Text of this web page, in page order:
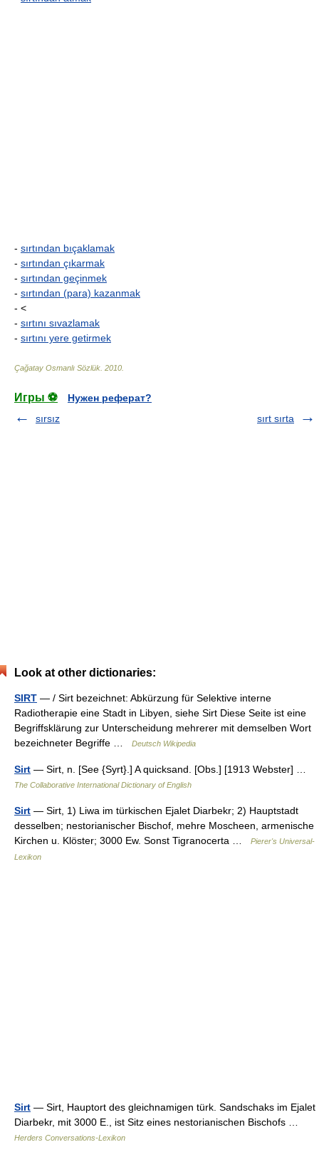
- sırtından bıçaklamak
- sırtından çıkarmak
- sırtından geçinmek
- sırtından (para) kazanmak
- <
- sırtını sıvazlamak
- sırtını yere getirmek
Çağatay Osmanlı Sözlük 2010
Игры ⚽
Нужен реферат?
sırsız
sırt sırta
Look at other dictionaries:
SIRT — / Sirt bezeichnet: Abkürzung für Selektive interne
Radiotherapie eine Stadt in Libyen, siehe Sirt Diese Seite ist eine
Begriffsklärung zur Unterscheidung mehrerer mit demselben Wort
bezeichneter Begriffe …
Deutsch Wikipedia
Sirt — Sirt, n. [See {Syrt}.] A quicksand. [Obs.] [1913 Webster] …
The Collaborative International Dictionary of English
Sirt — Sirt, 1) Liwa im türkischen Ejalet Diarbekr; 2) Hauptstadt
desselben; nestorianischer Bischof, mehre Moscheen, armenische
Kirchen u. Klöster; 3000 Ew. Sonst Tigranocerta …
Pierer's Universal-
Lexikon
Sirt — Sirt, Hauptort des gleichnamigen türk. Sandschaks im Ejalet
Diarbekr, mit 3000 E., ist Sitz eines nestorianischen Bischofs …
Herders Conversations-Lexikon